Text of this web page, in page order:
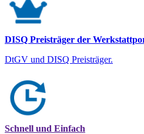
DISQ Preisträger der
DtGV und DISQ Preisträger.
Schnell und Einfach